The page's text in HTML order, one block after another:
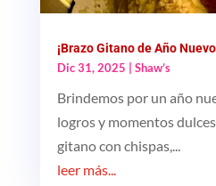
¡Brazo Gitano de Año
Dic 31, 2025
Shaw’s
Brindemos por un año
logros y momentos
gitano con chispas,...
leer más...